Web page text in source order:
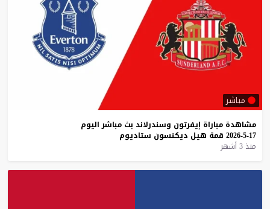
مباشر
مشاهدة مباراة إيفرتون وسندرلاند بث مباشر اليوم
17-5-2026
قمة هيل ديكنسون ستاديوم
منذ 3 أشهر